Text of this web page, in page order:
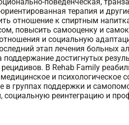
ориентированная терапия и
отношение к спиртным
повысить самооценку и
и социальную
этап лечения больных
достигнутых
В Rehab Family
и психологическое
в группах поддержки и
социальную реинтеграцию и